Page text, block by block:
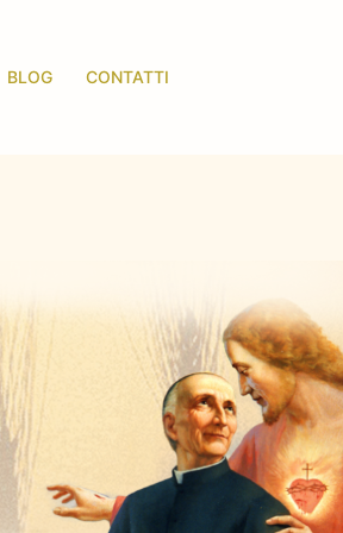
BLOG CONTATTI